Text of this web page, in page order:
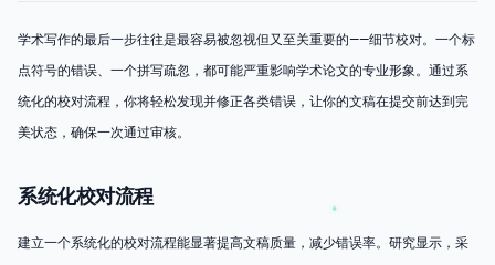
学术写作的最后一步往往是最容易被忽视但又至关重要的——细节校对。一个标
点符号的错误、一个拼写疏忽，都可能严重影响学术论文的专业形象。通过系
统化的校对流程，你将轻松发现并修正各类错误，让你的文稿在提交前达到完
美状态，确保一次通过审核。
系统化校对流程
建立一个系统化的校对流程能显著提高文稿质量，减少错误率。研究显示，采